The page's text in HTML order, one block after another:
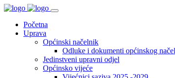
Početna
Uprava
Općinski načelnik
Odluke i dokumenti općinskog
Jedinstveni upravni odjel
Općinsko vijeće